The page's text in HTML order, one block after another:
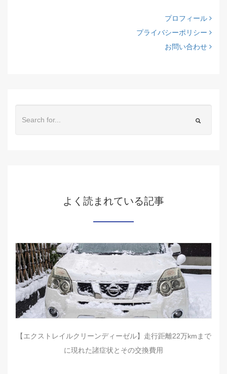
プロフィール
プライバシーポリシー
お問い合わせ
よく読まれている記事
【エクストレイルクリーンディーゼル】走行距離22万kmまで
に現れた諸症状とその交換費用